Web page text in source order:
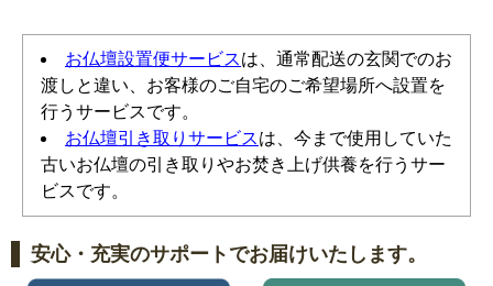
お仏壇設置便サービスは、通常配送の玄関でのお
渡しと違い、お客様のご自宅のご希望場所へ設置を
行うサービスです。
お仏壇引き取りサービスは、今まで使用していた
古いお仏壇の引き取りやお焚き上げ供養を行うサー
ビスです。
安心・充実のサポートでお届けいたします。